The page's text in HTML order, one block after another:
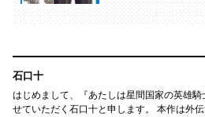
石口十
はじめまして、『あたしは星間国家の英雄
せていただく石口十と申します。 本作は外